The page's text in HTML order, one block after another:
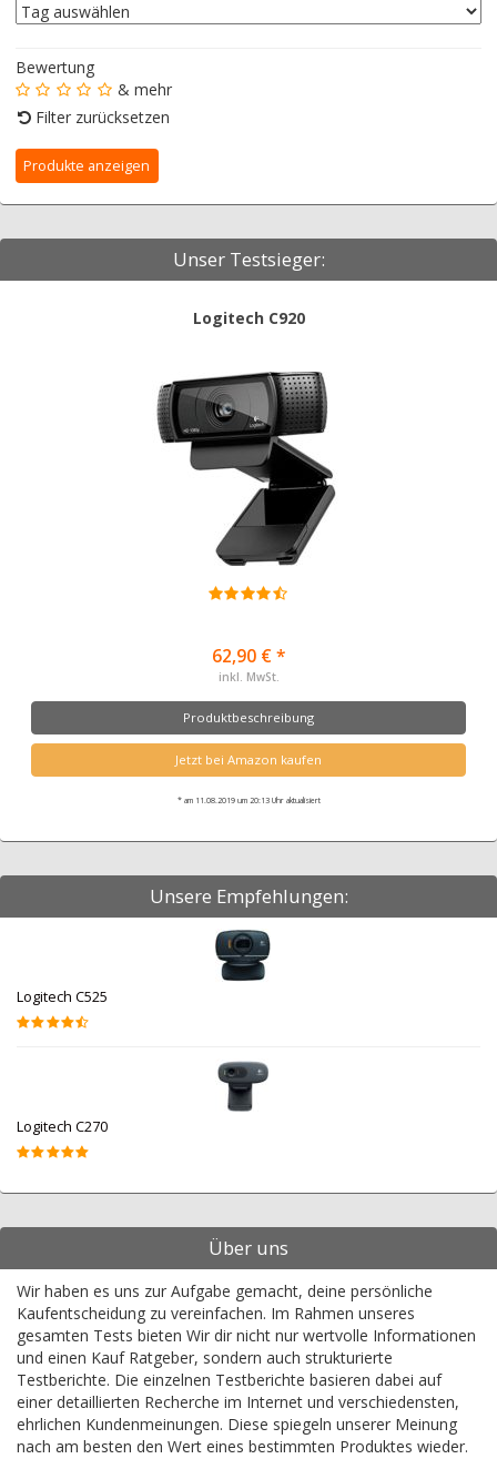
Bewertung
& mehr
Filter zurücksetzen
Unser Testsieger:
Logitech C920
62,90 € *
inkl. MwSt.
Produktbeschreibung
Jetzt bei Amazon kaufen
* am 11.08.2019 um 20:13 Uhr aktualisiert
Unsere Empfehlungen:
Logitech C525
Logitech C270
Über uns
Wir haben es uns zur Aufgabe gemacht, deine persönliche
Kaufentscheidung zu vereinfachen. Im Rahmen unseres
gesamten Tests bieten Wir dir nicht nur wertvolle Informationen
und einen Kauf Ratgeber, sondern auch strukturierte
Testberichte. Die einzelnen Testberichte basieren dabei auf
einer detaillierten Recherche im Internet und verschiedensten,
ehrlichen Kundenmeinungen. Diese spiegeln unserer Meinung
nach am besten den Wert eines bestimmten Produktes wieder.